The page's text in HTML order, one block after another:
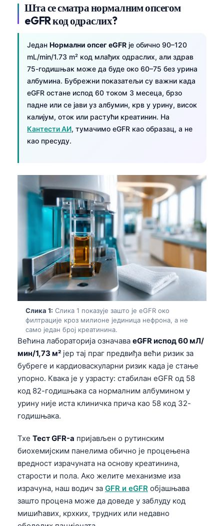
Шта се сматра нормалним опсегом
eGFR код одраслих?
Један Нормални опсег eGFR је обично 90–120
mL/min/1.73 m² код млађих одраслих, али здрав
75-годишњак може да буде око 60–75 без урина
албумина. Бубрежни показатељи су важни када
eGFR остане испод 60 током 3 месеца, брзо
падне или се јави уз албумин, крв у урину, висок
калијум, оток или растући креатинин. На
Кантести АИ, тумачимо eGFR као образац, а не
као пресуду.
Слика 1: Слика 1 показује зашто је eGFR око
филтрације кроз милионе јединица нефрона, а не
само један број креатинина.
Већина лабораторија означава eGFR испод 60 мЛ/
мин/1,73 м² јер тај праг предвиђа већи ризик за
бубреге и кардиоваскуларни ризик када је стање
упорно. Квака је у узрасту: стабилан eGFR од 58
код 82-годишњака са нормалним албумином у
урину није иста клиничка прича као 58 код 32-
годишњака.
Тхе Тест GFR-а пријављен о рутинским
биохемијским панелима обично је процењена
вредност израчуната на основу креатинина,
старости и пола. Ако желите механизме иза
израчуна, наш водич за GFR и eGFR објашњава
зашто процена може да доведе у заблуду код
мишићавих, крхких, трудних или недавно